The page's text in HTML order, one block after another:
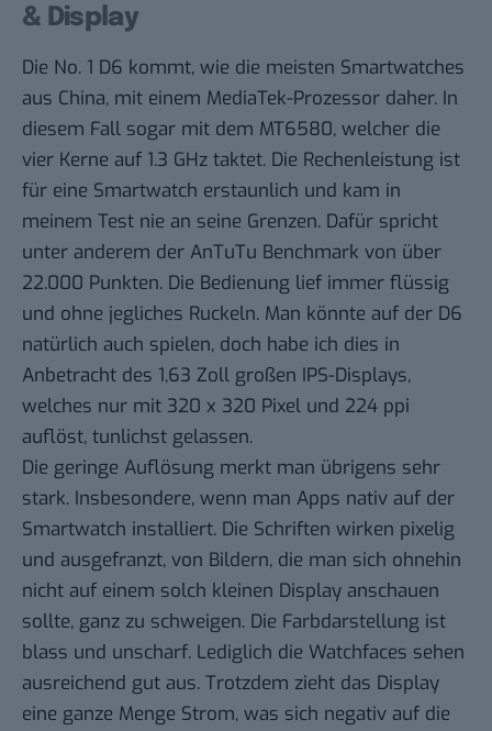
& Display
Die No. 1 D6 kommt, wie die meisten Smartwatches
aus China, mit einem MediaTek-Prozessor daher. In
diesem Fall sogar mit dem MT6580, welcher die
vier Kerne auf 1.3 GHz taktet. Die Rechenleistung ist
für eine Smartwatch erstaunlich und kam in
meinem Test nie an seine Grenzen. Dafür spricht
unter anderem der AnTuTu Benchmark von über
22.000 Punkten. Die Bedienung lief immer flüssig
und ohne jegliches Ruckeln. Man könnte auf der D6
natürlich auch spielen, doch habe ich dies in
Anbetracht des 1,63 Zoll großen IPS-Displays,
welches nur mit 320 x 320 Pixel und 224 ppi
auflöst, tunlichst gelassen.
Die geringe Auflösung merkt man übrigens sehr
stark. Insbesondere, wenn man Apps nativ auf der
Smartwatch installiert. Die Schriften wirken pixelig
und ausgefranzt, von Bildern, die man sich ohnehin
nicht auf einem solch kleinen Display anschauen
sollte, ganz zu schweigen. Die Farbdarstellung ist
blass und unscharf. Lediglich die Watchfaces sehen
ausreichend gut aus. Trotzdem zieht das Display
eine ganze Menge Strom, was sich negativ auf die